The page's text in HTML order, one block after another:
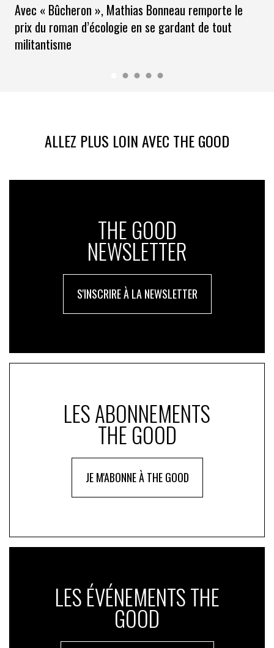
Avec « Bûcheron », Mathias Bonneau remporte le
prix du roman d’écologie en se gardant de tout
militantisme
ALLEZ PLUS LOIN AVEC THE GOOD
THE GOOD
NEWSLETTER
S'INSCRIRE À LA NEWSLETTER
LES ABONNEMENTS
THE GOOD
JE M'ABONNE À THE GOOD
LES ÉVÉNEMENTS THE
GOOD